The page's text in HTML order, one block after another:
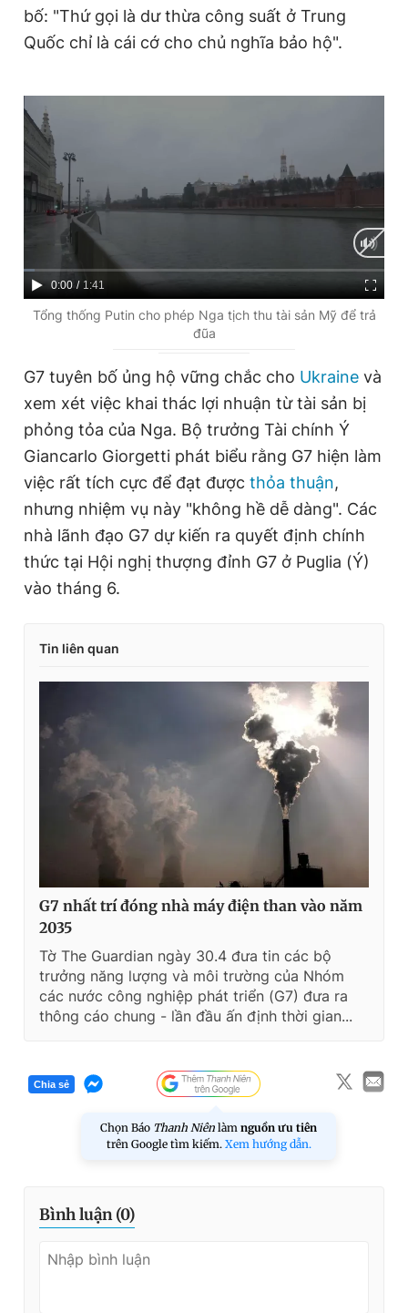
Tổng biên tập: Nguyễn Ngọc Toàn
Phó tổng biên tập thường trực: Hải Thành
Phó tổng biên tập: Lâm Hiếu Dũng
Giấy phép xuất bản số 110/GP - BTTTT cấp ngày 24.3.2020
© 2003-2026 Bản quyền thuộc về Báo Thanh Niên. Cấm sao
chép dưới mọi hình thức nếu không có sự chấp thuận bằng văn
bản. Phát triển bởi ePi Technologies, JSC.
bố: "Thứ gọi là dư thừa công suất ở Trung
Quốc chỉ là cái cớ cho chủ nghĩa bảo hộ".
C
u
i
m
e
0:00 / D
u
o
n
1:41
Tổng thống Putin cho phép Nga tịch thu tài sản Mỹ để trả
đũa
G7 tuyên bố ủng hộ vững chắc cho Ukraine và
xem xét việc khai thác lợi nhuận từ tài sản bị
phỏng tỏa của Nga. Bộ trưởng Tài chính Ý
Giancarlo Giorgetti phát biểu rằng G7 hiện làm
việc rất tích cực để đạt được thỏa thuận,
nhưng nhiệm vụ này "không hề dễ dàng". Các
nhà lãnh đạo G7 dự kiến ra quyết định chính
thức tại Hội nghị thượng đỉnh G7 ở Puglia (Ý)
vào tháng 6.
Tin liên quan
G7 nhất trí đóng nhà máy điện than vào năm
2035
Tờ The Guardian ngày 30.4 đưa tin các bộ
trưởng năng lượng và môi trường của Nhóm
các nước công nghiệp phát triển (G7) đưa ra
thông cáo chung - lần đầu ấn định thời gian...
Chia sẻ
Chọn Báo Thanh Niên làm nguồn ưu tiên
trên Google tìm kiếm. Xem hướng dẫn.
Bình luận (0)